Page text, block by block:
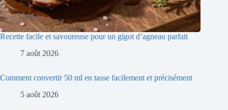
Recette facile et savoureuse pour un gigot d’agneau parfait
7 août 2026
Comment convertir 50 ml en tasse facilement et précisément
5 août 2026